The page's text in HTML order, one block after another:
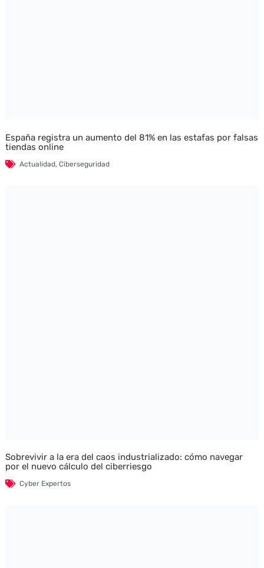
España registra un aumento del 81% en las estafas por falsas
tiendas online
Actualidad, Ciberseguridad
Sobrevivir a la era del caos industrializado: cómo navegar
por el nuevo cálculo del ciberriesgo
Cyber Expertos